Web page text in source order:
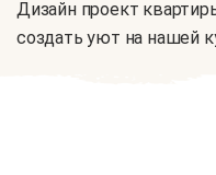
Дизайн проект
создать уют на нашей